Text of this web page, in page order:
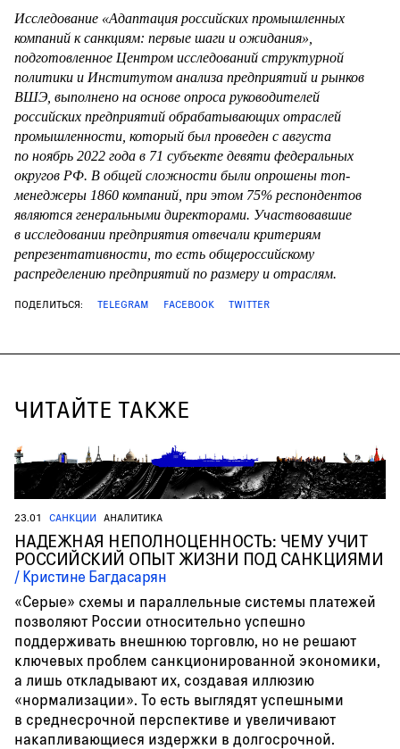
Исследование «Адаптация российских промышленных
компаний к санкциям: первые шаги и ожидания»,
подготовленное Центром исследований структурной
политики и Институтом анализа предприятий и рынков
ВШЭ, выполнено на основе опроса руководителей
российских предприятий обрабатывающих отраслей
промышленности, который был проведен с августа
по ноябрь 2022 года в 71 субъекте девяти федеральных
округов РФ. В общей сложности были опрошены топ-
менеджеры 1860 компаний, при этом 75% респондентов
являются генеральными директорами. Участвовавшие
в исследовании предприятия отвечали критериям
репрезентативности, то есть общероссийскому
распределению предприятий по размеру и отраслям.
ПОДЕЛИТЬСЯ: TELEGRAM FACEBOOK TWITTER
ЧИТАЙТЕ ТАКЖЕ
23.01 САНКЦИИ АНАЛИТИКА
НАДЕЖНАЯ НЕПОЛНОЦЕННОСТЬ: ЧЕМУ УЧИТ
РОССИЙСКИЙ ОПЫТ ЖИЗНИ ПОД САНКЦИЯМИ
Кристине Багдасарян
«Серые» схемы и параллельные системы платежей
позволяют России относительно успешно
поддерживать внешнюю торговлю, но не решают
ключевых проблем санкционированной экономики,
а лишь откладывают их, создавая иллюзию
«нормализации». То есть выглядят успешными
в среднесрочной перспективе и увеличивают
накапливающиеся издержки в долгосрочной.